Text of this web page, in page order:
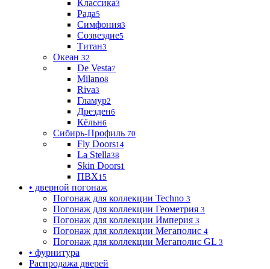
Классика3
Рада5
Симфония3
Созвездие5
Титан3
Океан 32
De Vesta7
Milano8
Riva3
Гламур2
Дрезден6
Кёльн6
Сибирь-Профиль 70
Fly Doors14
La Stella38
Skin Doors1
ПВХ15
• дверной погонаж
Погонаж для коллекции Techno 3
Погонаж для коллекции Геометрия 3
Погонаж для коллекции Империя 3
Погонаж для коллекции Мегаполис 4
Погонаж для коллекции Мегаполис GL 3
• фурнитура
Распродажа дверей